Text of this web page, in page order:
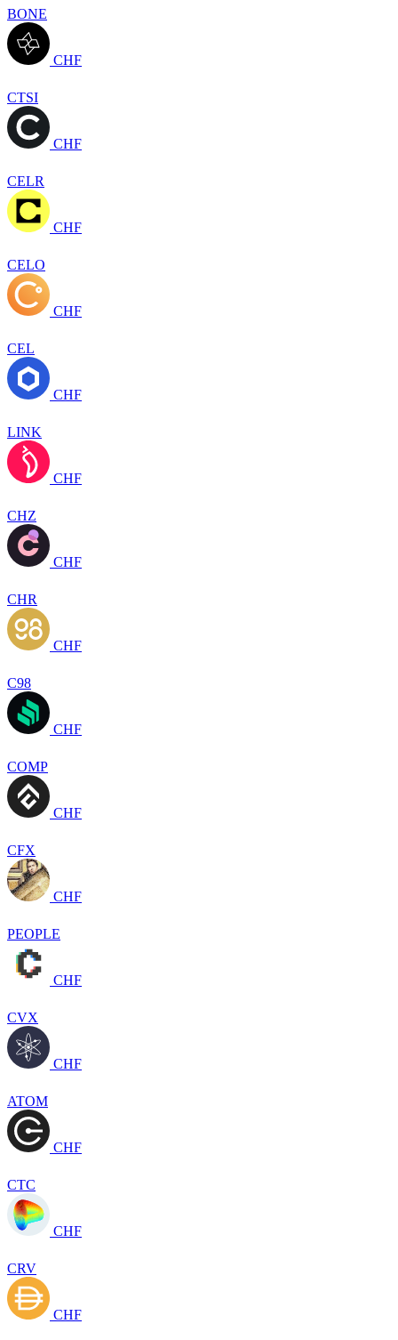
BONE
CHF
CTSI
CHF
CELR
CHF
CELO
CHF
CEL
CHF
LINK
CHF
CHZ
CHF
CHR
CHF
C98
CHF
COMP
CHF
CFX
CHF
PEOPLE
CHF
CVX
CHF
ATOM
CHF
CTC
CHF
CRV
CHF